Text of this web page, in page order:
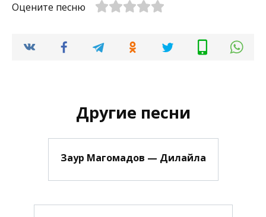
Оцените песню
Другие песни
Заур Магомадов — Дилайла